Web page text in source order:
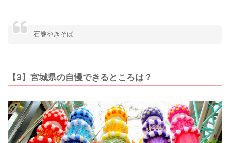
石巻やきそば
【3】宮城県の自慢できるところは？